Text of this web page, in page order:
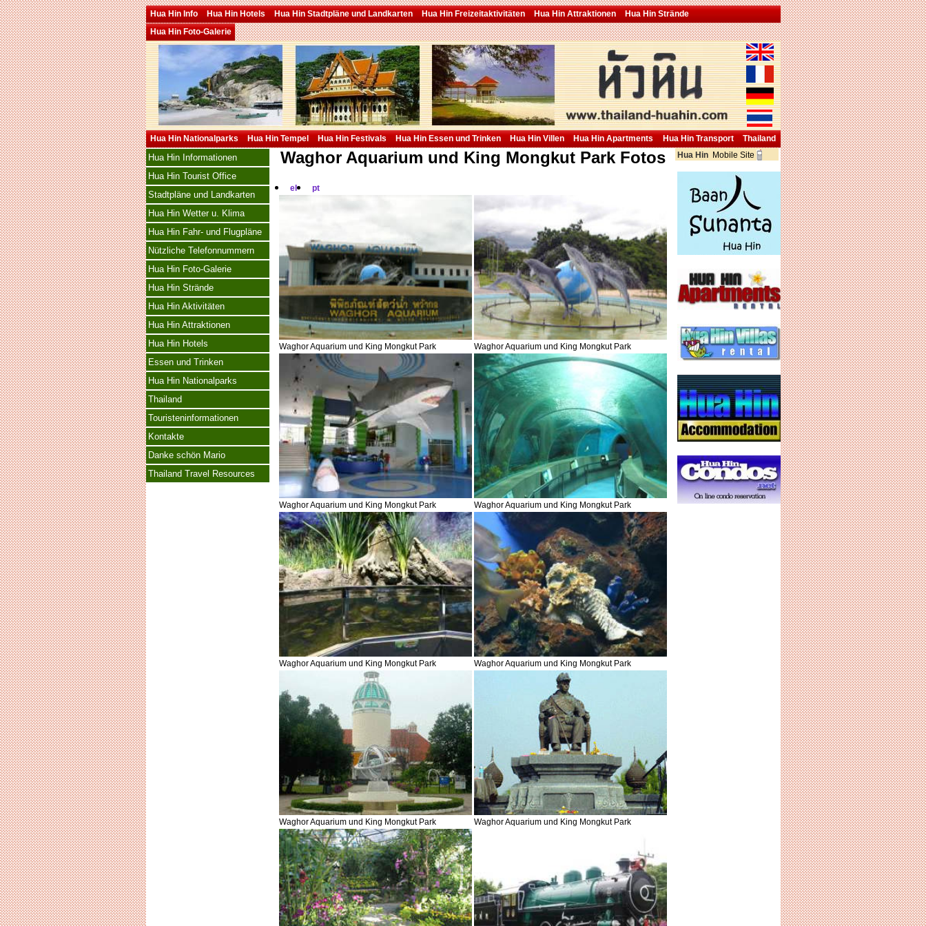
Hua Hin Info Hua Hin Hotels Hua Hin Stadtpläne und Landkarten Hua Hin Freizeitaktivitäten Hua Hin Attraktionen
Hua Hin Strände
Hua Hin Foto-Galerie
Hua Hin Nationalparks Hua Hin Tempel Hua Hin Festivals Hua Hin Essen und Trinken Hua Hin Villen Hua Hin Apartments Hua Hin Transport Thailand
Hua Hin Informationen
Hua Hin Tourist Office
Stadtpläne und Landkarten
Hua Hin Wetter u. Klima
Hua Hin Fahr- und Flugpläne
Nützliche Telefonnummern
Hua Hin Foto-Galerie
Hua Hin Strände
Hua Hin Aktivitäten
Hua Hin Attraktionen
Hua Hin Hotels
Essen und Trinken
Hua Hin Nationalparks
Thailand
Touristeninformationen
Kontakte
Danke schön Mario
Thailand Travel Resources
Waghor Aquarium und King Mongkut Park Fotos
el pt
Waghor Aquarium und King Mongkut Park Waghor Aquarium und King Mongkut Park
Waghor Aquarium und King Mongkut Park Waghor Aquarium und King Mongkut Park
Waghor Aquarium und King Mongkut Park Waghor Aquarium und King Mongkut Park
Waghor Aquarium und King Mongkut Park Waghor Aquarium und King Mongkut Park
Hua Hin Mobile Site